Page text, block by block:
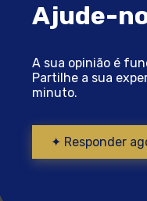
Ajude-
A sua opinião é
Partilhe a sua
minuto.
✦ Responder